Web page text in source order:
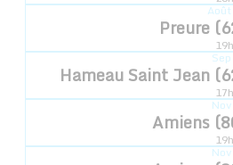
Août
Preure
Sep
Hameau Saint Jean
Nov
Amiens
Nov
Ajouter au calendrier